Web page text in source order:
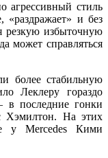
агрессивный стиль
«раздражает» и без
резкую избыточную
может справляться
более стабильную
Леклеру гораздо
в последние гонки
Хэмилтон. На этих
у Mercedes Кими